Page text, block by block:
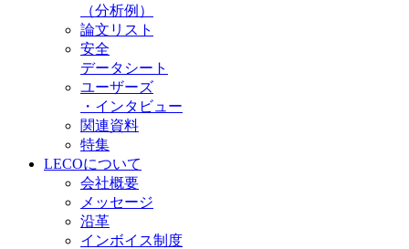
（分析例）
論文リスト
安全
データシート
ユーザーズ
・インタビュー
関連資料
特集
LECOについて
会社概要
メッセージ
沿革
インボイス制度